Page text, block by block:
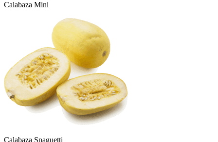
Calabaza Mini
Calabaza Spaguetti